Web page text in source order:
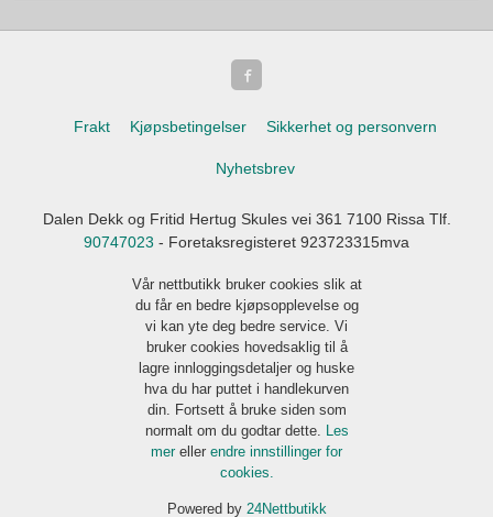
Frakt Kjøpsbetingelser Sikkerhet og personvern
Nyhetsbrev
Dalen Dekk og Fritid Hertug Skules vei 361 7100 Rissa Tlf.
90747023 - Foretaksregisteret 923723315mva
Vår nettbutikk bruker cookies slik at
du får en bedre kjøpsopplevelse og
vi kan yte deg bedre service. Vi
bruker cookies hovedsaklig til å
lagre innloggingsdetaljer og huske
hva du har puttet i handlekurven
din. Fortsett å bruke siden som
normalt om du godtar dette.
Les
mer eller endre innstillinger for
cookies.
Powered by 24Nettbutikk